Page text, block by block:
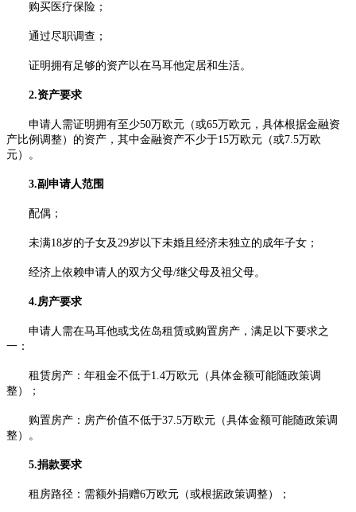
购买医疗保险；
通过尽职调查；
证明拥有足够的资产以在马耳他定居和生活。
2.资产要求
申请人需证明拥有至少50万欧元（或65万欧元，具体根据金融资
产比例调整）的资产，其中金融资产不少于15万欧元（或7.5万欧
元）。
3.副申请人范围
配偶；
未满18岁的子女及29岁以下未婚且经济未独立的成年子女；
经济上依赖申请人的双方父母/继父母及祖父母。
4.房产要求
申请人需在马耳他或戈佐岛租赁或购置房产，满足以下要求之
一：
租赁房产：年租金不低于1.4万欧元（具体金额可能随政策调
整）；
购置房产：房产价值不低于37.5万欧元（具体金额可能随政策调
整）。
5.捐款要求
租房路径：需额外捐赠6万欧元（或根据政策调整）；